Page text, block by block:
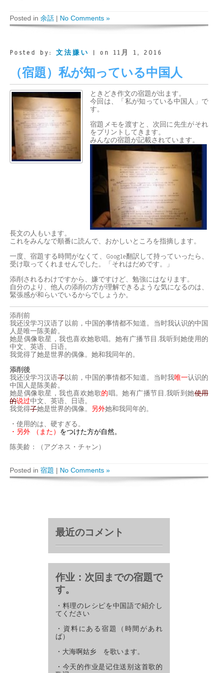
Posted in 余話 | No Comments »
Posted by: 文法嫌い | on 11月 1, 2016
（宿題）私が知っている中国人
ときどき作文の宿題が出ます。
今回は、「私が知っている中国人」で
す。
宿題メモを渡すと、次回に先生がそれ
をプリントしてきます。
みんなの宿題が記載されています。
長文の人もいます。
これをみんなで順番に読んで、おかしいところを指摘します。
一度、宿題する時間がなくて、Google翻訳して持っていったら、
受け取ってくれませんでした。「それはだめです。」
添削されるわけですから、嫌ですけど、勉強にはなります。
自分のより、他人の添削の方が理解できるような気になるのは、
緊張感が和らいでいるからでしょうか。
添削前
我还没学习汉语了以前，中国的事情都不知道。当时我认识的中国
人是唯一陈美龄。
她是偶像歌星，我也喜欢她歌唱。她有广播节目,我听到她使用的
中文、英语、日语。
我觉得了她是世界的偶像。她和我同年的。
添削後
我还没学习汉语了以前，中国的事情都不知道。当时我唯一认识的
中国人是陈美龄。
她是偶像歌星，我也喜欢她歌的唱。她有广播节目,我听到她使用
的说过中文、英语、日语。
我觉得了她是世界的偶像。 另外她和我同年的。
・使用的は、硬すぎる。
・另外 （また） をつけた方が自然。
陈美龄：（アグネス・チャン）
Posted in 宿題 | No Comments »
最近のコメント
作业：次回までの宿題で
す。
・料理のレシピを中国語で紹介し
てください
・資料にある宿題（時間があれ
ば）
・大海啊姑乡 を歌います。
・今天的作业是记住送别这首歌的